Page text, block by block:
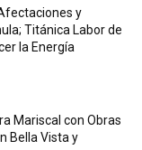
y
Titánica Labor de
la Energía
Mariscal con Obras
Bella Vista y